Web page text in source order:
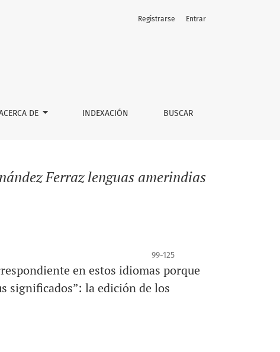
DE INDEXACIÓN BUSCAR
Registrarse Entrar
Ferraz lenguas amerindias
99-125
en estos idiomas porque
significados”: la edición de los